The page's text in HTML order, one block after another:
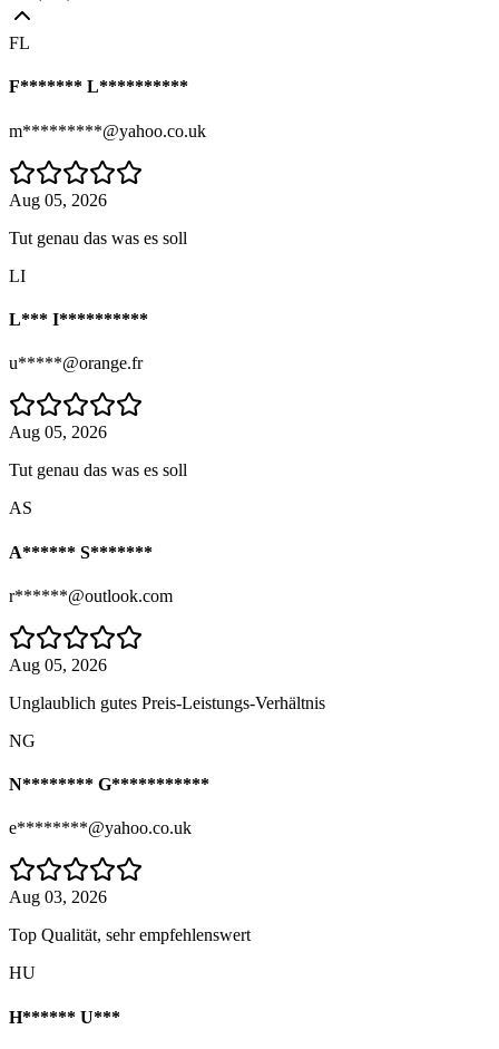
FL
F******* L**********
m*********@yahoo.co.uk
Aug 05, 2026
Tut genau das was es soll
LI
L*** I**********
u*****@orange.fr
Aug 05, 2026
Tut genau das was es soll
AS
A****** S*******
r******@outlook.com
Aug 05, 2026
Unglaublich gutes Preis-Leistungs-Verhältnis
NG
N******** G***********
e********@yahoo.co.uk
Aug 03, 2026
Top Qualität, sehr empfehlenswert
HU
H****** U***